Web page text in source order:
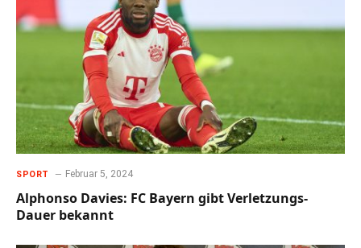
SPORT Februar 5, 2024
Alphonso Davies: FC Bayern gibt Verletzungs-
Dauer bekannt